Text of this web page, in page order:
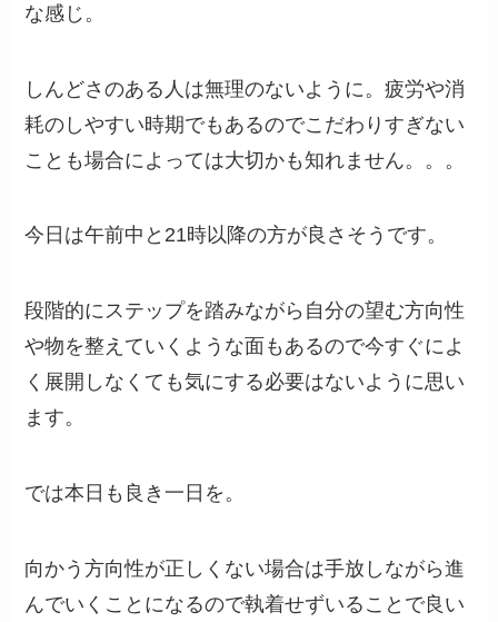
な感じ。
しんどさのある人は無理のないように。疲労や消
耗のしやすい時期でもあるのでこだわりすぎない
ことも場合によっては大切かも知れません。。。
今日は午前中と21時以降の方が良さそうです。
段階的にステップを踏みながら自分の望む方向性
や物を整えていくような面もあるので今すぐによ
く展開しなくても気にする必要はないように思い
ます。
では本日も良き一日を。
向かう方向性が正しくない場合は手放しながら進
んでいくことになるので執着せずいることで良い